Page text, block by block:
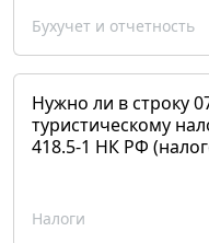
Бухучет и отчетность
Нужно ли в строку
туристическому
418.5-1 НК РФ
Налоги